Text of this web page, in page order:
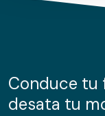
de cookies.
información sobre
nuestros partners
Conduce tu
desata tu